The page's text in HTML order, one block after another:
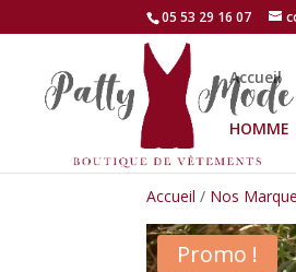
05 53 29 16 07
Accueil
HOMME
Accueil / Nos
Promo !